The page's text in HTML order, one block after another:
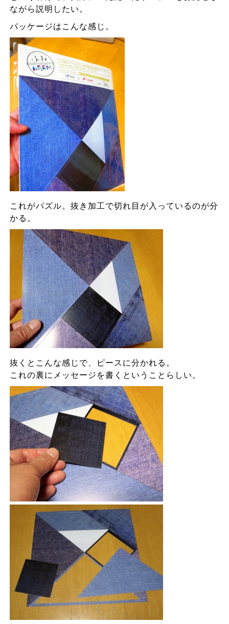
ながら説明したい。
パッケージはこんな感じ。
これがパズル。抜き加工で切れ目が入っているのが分
かる。
抜くとこんな感じで、ピースに分かれる。
これの裏にメッセージを書くということらしい。